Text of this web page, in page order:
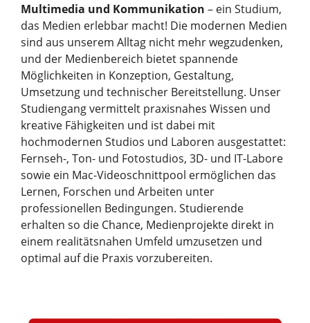
Multimedia und Kommunikation – ein Studium,
das Medien erlebbar macht! Die modernen Medien
sind aus unserem Alltag nicht mehr wegzudenken,
und der Medienbereich bietet spannende
Möglichkeiten in Konzeption, Gestaltung,
Umsetzung und technischer Bereitstellung. Unser
Studiengang vermittelt praxisnahes Wissen und
kreative Fähigkeiten und ist dabei mit
hochmodernen Studios und Laboren ausgestattet:
Fernseh-, Ton- und Fotostudios, 3D- und IT-Labore
sowie ein Mac-Videoschnittpool ermöglichen das
Lernen, Forschen und Arbeiten unter
professionellen Bedingungen. Studierende
erhalten so die Chance, Medienprojekte direkt in
einem realitätsnahen Umfeld umzusetzen und
optimal auf die Praxis vorzubereiten.